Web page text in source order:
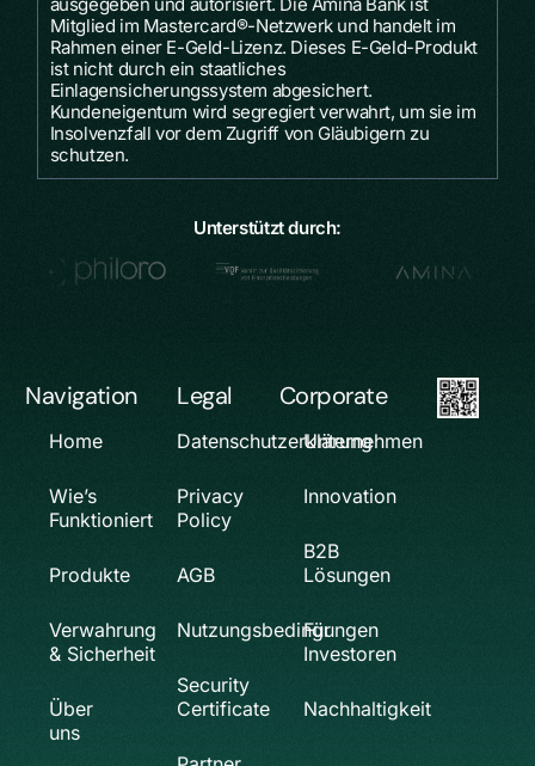
Mitglied im Mastercard®-Netzwerk und handelt im
Rahmen einer E-Geld-Lizenz. Dieses E-Geld-Produkt
ist nicht durch ein staatliches
Einlagensicherungssystem abgesichert.
Kundeneigentum wird segregiert verwahrt, um sie im
Insolvenzfall vor dem Zugriff von Gläubigern zu
schutzen.
Unterstütztdurch:
Navigation
Home
Wie’s
Funktioniert
Produkte
Verwahrung
& Sicherheit
Über
uns
Legal
Datenschutzerklärung
Privacy
Policy
AGB
Nutzungsbedingungen
Security
Certificate
Corporate
Unternehmen
Innovation
B2B
Lösungen
Für
Investoren
Nachhaltigkeit